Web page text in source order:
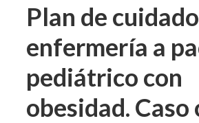
Plan de
enfermería a
pediátrico con
obesidad.